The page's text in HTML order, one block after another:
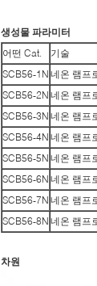
생성물 파라미터
어떤 Cat.
기술
SCB56-1N 네온 램프
SCB56-2N 네온 램프
SCB56-3N 네온 램프
SCB56-4N 네온 램프
SCB56-5N 네온 램프
SCB56-6N 네온 램프
SCB56-7N 네온 램프
SCB56-8N 네온 램프
차원